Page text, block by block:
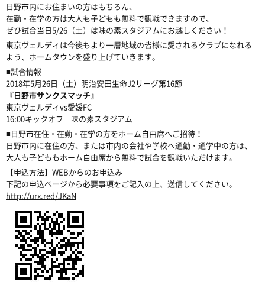
日野市内にお住まいの方はもちろん、
在勤・在学の方は大人も子どもも無料で観戦できますので、
ぜひ試合当日5/26（土）は味の素スタジアムにお越しください！
東京ヴェルディは今後もより一層地域の皆様に愛されるクラブになれる
よう、ホームタウンを盛り上げていきます。
■試合情報
2018年5月26日（土）明治安田生命J2リーグ第16節
『日野市サンクスマッチ』
東京ヴェルディvs愛媛FC
16:00キックオフ 味の素スタジアム
■日野市在住・在勤・在学の方をホーム自由席へご招待！
日野市内に在住の方、または市内の会社や学校へ通勤・通学中の方は、
大人も子どももホーム自由席から無料で試合を観戦いただけます。
【申込方法】WEBからのお申込み
下記の申込ページから必要事項をご記入の上、送信してください。
http://urx.red/JKaN